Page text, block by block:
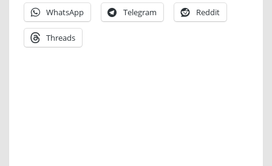
WhatsApp Telegram Reddit
Threads